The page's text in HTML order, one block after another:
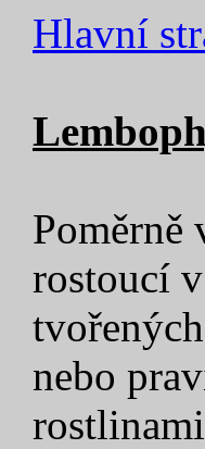
Hlavní
Poměrně
rostoucí
nebo